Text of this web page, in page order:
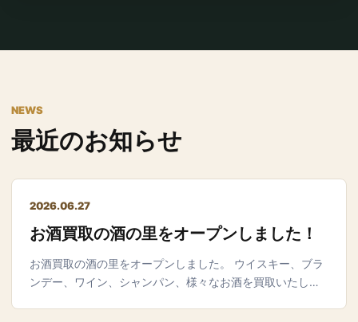
NEWS
最近のお知らせ
2026.06.27
お酒買取の酒の里をオープンしました！
お酒買取の酒の里をオープンしました。 ウイスキー、ブラ
ンデー、ワイン、シャンパン、様々なお酒を買取いたし…